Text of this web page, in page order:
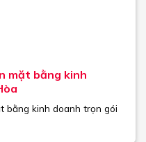
mặt bằng kinh
bằng kinh doanh trọn gói